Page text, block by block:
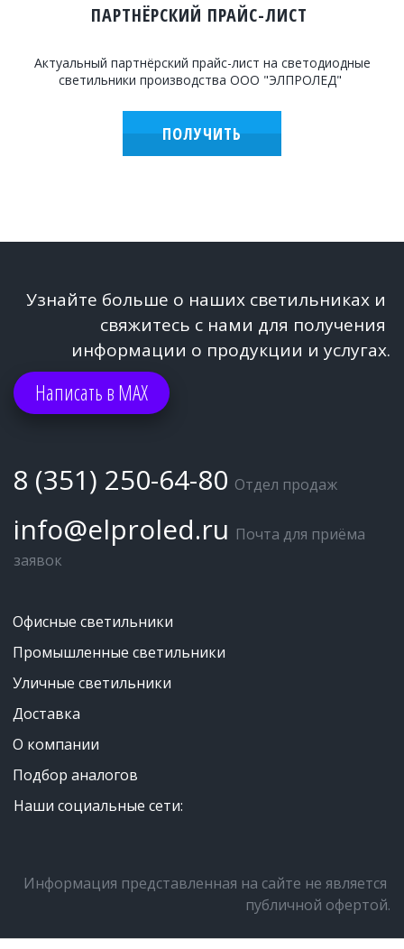
ПАРТНЁРСКИЙ ПРАЙС-ЛИСТ
Актуальный партнёрский прайс-лист на светодиодные
светильники производства ООО "ЭЛПРОЛЕД"
ПОЛУЧИТЬ
Узнайте больше о наших светильниках и
свяжитесь с нами для получения
информации о продукции и услугах.
Написать в МАХ
8 (351) 250-64-80 Отдел продаж
info@elproled.ru Почта для приёма
заявок
Офисные светильники
Промышленные светильники
Уличные светильники
Доставка
О компании
Подбор аналогов
Наши социальные сети:
Информация представленная на сайте не является
публичной офертой.